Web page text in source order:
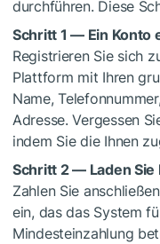
durchführen. Diese
Schritt 1 — Ein Konto
Registrieren Sie sich
Plattform mit Ihren
Name,
Adresse. Vergessen
indem Sie die Ihnen
Schritt 2 — Laden Sie
Zahlen Sie
ein, das das System
Mindesteinzahlung